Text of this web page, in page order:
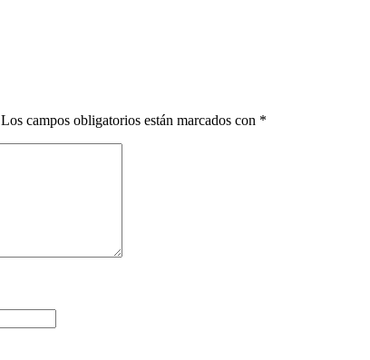
Los campos obligatorios están marcados con *